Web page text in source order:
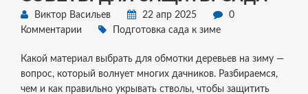
Виктор Васильев 22 апр 2025
0
Комментарии
Подготовка сада к зиме
Какой материал выбрать для обмотки деревьев на зиму —
вопрос, который волнует многих дачников. Разбираемся,
чем и как правильно укрывать стволы, чтобы защитить